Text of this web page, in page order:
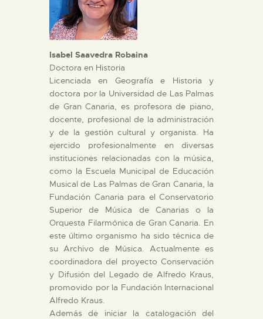
ACTIVIDADES
EL MUSEO
COLECCIONES
DIDÁCTICA
ESPAÑOL
Isabel Saavedra Robaina
Doctora en Historia
Licenciada en Geografía e Historia y
doctora por la Universidad de Las Palmas
de Gran Canaria, es profesora de piano,
docente, profesional de la administración
y de la gestión cultural y organista. Ha
ejercido profesionalmente en diversas
instituciones relacionadas con la música,
como la Escuela Municipal de Educación
Musical de Las Palmas de Gran Canaria, la
Fundación Canaria para el Conservatorio
Superior de Música de Canarias o la
Orquesta Filarmónica de Gran Canaria. En
este último organismo ha sido técnica de
su Archivo de Música. Actualmente es
coordinadora del proyecto Conservación
y Difusión del Legado de Alfredo Kraus,
promovido por la Fundación Internacional
Alfredo Kraus.
Además de iniciar la catalogación del